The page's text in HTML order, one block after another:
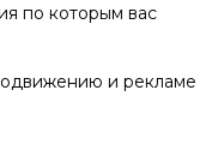
по которым вас
и рекламе